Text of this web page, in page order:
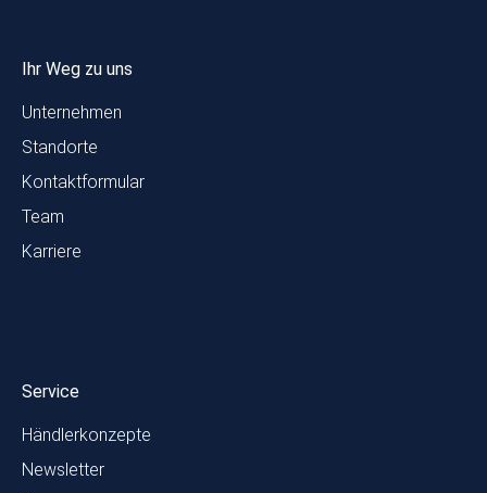
Ihr Weg zu uns
Unternehmen
Standorte
Kontaktformular
Team
Karriere
Service
Händlerkonzepte
Newsletter